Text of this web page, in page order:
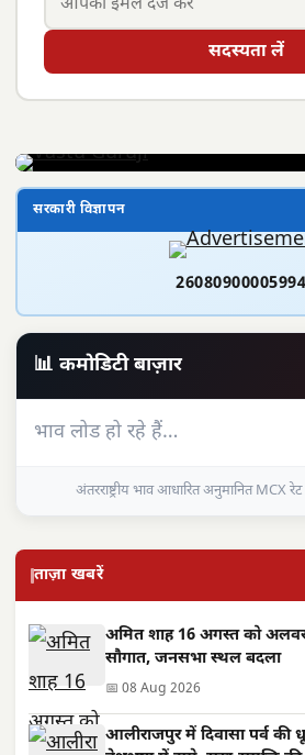
सदस्यता लें
सरकारी विज्ञापन
📊 कमोडिटी बाज़ार
भाव लोड हो रहे हैं…
अंतरराष्ट्रीय भाव आधारित अनुमानित MCX रेट
ताज़ा खबरें
अमित शाह 16 अगस्त को
सौगात, जनसभा स्थल बदला
📅 08 Aug 2026
आलीराजपुर में दिवासा पर्व की